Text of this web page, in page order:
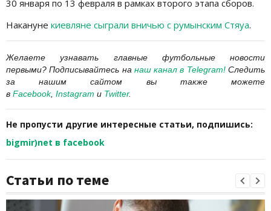
30 января по 13 февраля в рамках второго этапа сборов.
Накануне киевляне сыграли вничью с румынским Стяуа.
Желаете узнавать главные футбольные новости
первыми? Подписывайтесь на наш канал в Telegram!Следить
за нашим сайтом вы также можете
в Facebook, Instagram и Twitter.
Не пропусти другие интересные статьи, подпишись:
bigmir)net в facebook
Статьи по теме